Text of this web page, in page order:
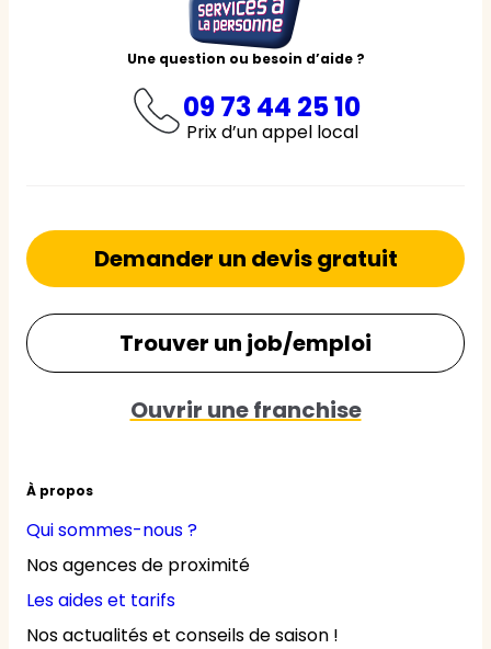
Une question ou besoin d’aide ?
09 73 44 25 10
Prix d’un appel local
À propos
Qui sommes-nous ?
Nos agences de proximité
Les aides et tarifs
Nos actualités et conseils de saison !
Demander un devis gratuit
Trouver un job/emploi
Ouvrir une franchise